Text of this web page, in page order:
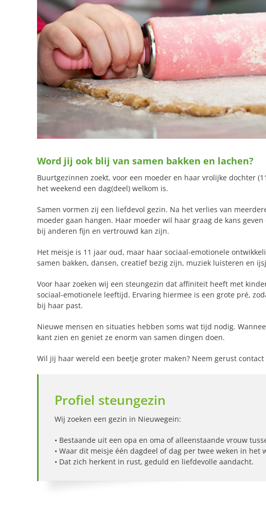
Word jij ook blij van samen bakken en lachen?
Buurtgezinnen zoekt, voor een moeder en haar vrolijke dochter
het weekend een dag(deel) welkom is.
Samen vormen zij een liefdevol gezin. Na het verlies van
moeder gaan hangen. Haar moeder wil haar graag de kans
bij anderen fijn en vertrouwd kan zijn.
Het meisje is 11 jaar oud, maar haar sociaal-emotionele
samen bakken, dansen, creatief bezig zijn, muziek luisteren en
Voor haar zoeken wij een steungezin dat affiniteit heeft met
sociaal-emotionele leeftijd. Ervaring hiermee is een grote pré,
bij haar past.
Nieuwe mensen en situaties hebben soms wat tijd nodig.
kant zien en geniet ze enorm van samen dingen doen.
Wil jij haar wereld een beetje groter maken? Neem gerust
Profiel steungezin
Wij zoeken een gezin in Nieuwegein:
• Bestaande uit een opa en oma of alleenstaande vrouw
• Waar dit meisje één dagdeel of dag per twee weken in het
• Dat zich herkent in rust, geduld en liefdevolle aandacht.